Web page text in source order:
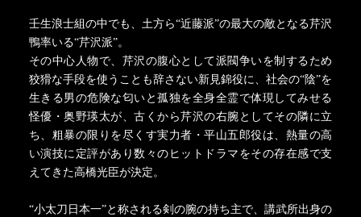
壬生浪士組の中でも、土方ら“近藤派”の最大の敵となる芹沢
鴨率いる“芹沢派”。
その中心人物で、芹沢の腹心として派閥争いを制するため
狡猾な手段を使うことも辞さない新見錦役に、社会の“陰”を
生きる男の危険な匂いと孤独を全身全霊で体現してみせる
怪優・奥野瑛太が、古くから芹沢の右腕としてその隣に立
ち、粗暴の限りを尽くす実力者・平山五郎役は、熱量の高
い演技に定評があり数々のヒットドラマをその存在感で支
えてきた高橋光臣が決定。
“小太刀日本一”と称される剣の腕の持ち主で、講武所出身の